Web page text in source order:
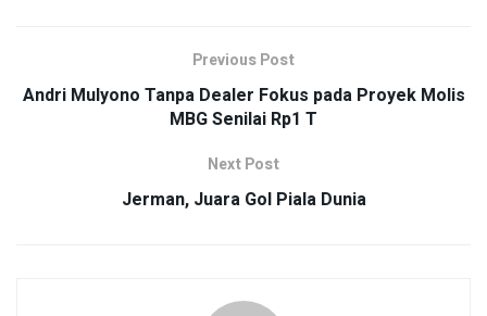
Previous Post
Andri Mulyono Tanpa Dealer Fokus pada Proyek Molis
MBG Senilai Rp1 T
Next Post
Jerman, Juara Gol Piala Dunia